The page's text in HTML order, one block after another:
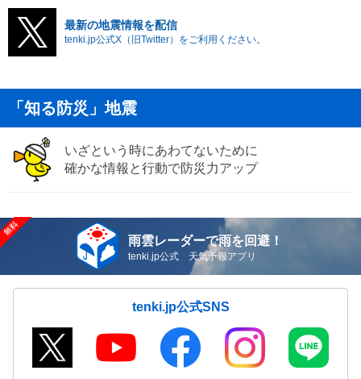
最新の地震情報を配信
tenki.jp公式X（旧Twitter）をご利用ください。
「知る防災」地震
いざという時にあわてないために
確かな情報と行動で防災力アップ
雨雲レーダーで雨を回避！
tenki.jp公式 天気予報アプリ
tenki.jp公式SNS